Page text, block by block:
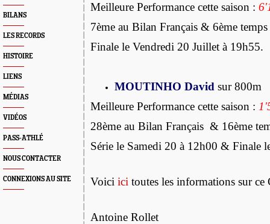
BILANS
LES RECORDS
HISTOIRE
LIENS
MÉDIAS
VIDÉOS
PASS-ATHLÉ
NOUS CONTACTER
CONNEXIONS AU SITE
Meilleure Performance cette saison :
7ème au Bilan Français & 6ème temps
Finale le Vendredi 20 Juillet à 19h55.
MOUTINHO David sur 800m
Meilleure Performance cette saison :
28ème au Bilan Français & 16ème
Série le Samedi 20 à 12h00 & Finale
Voici ici toutes les informations sur ce
Antoine Rollet